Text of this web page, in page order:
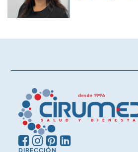
DIRECCIÓN